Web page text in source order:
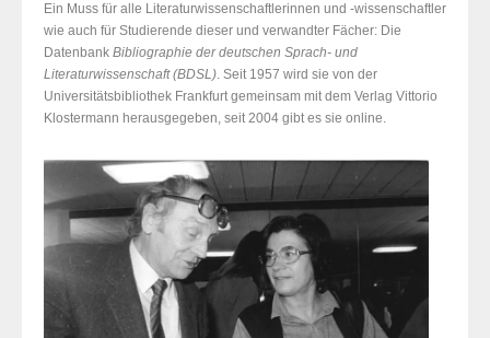
Ein Muss für alle Literaturwissenschaftlerinnen und -wissenschaftler
wie auch für Studierende dieser und verwandter Fächer: Die
Datenbank Bibliographie der deutschen Sprach- und
Literaturwissenschaft (BDSL). Seit 1957 wird sie von der
Universitätsbibliothek Frankfurt gemeinsam mit dem Verlag Vittorio
Klostermann herausgegeben, seit 2004 gibt es sie online.